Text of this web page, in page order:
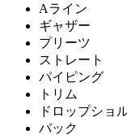
Aライン
ギャザー
プリーツ
ストレート
パイピング
トリム
ドロップショ
バック